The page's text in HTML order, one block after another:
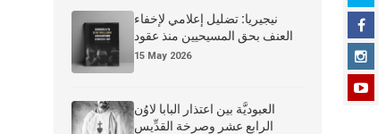
نيجيريا: تضليل إعلامي لإخفاء
العنف بحق المسيحيين منذ عقود
15 May 2026
العبوديَّة بين اعتذار البابا لاوُن
الرابع عشر وصرخة القدِّيس